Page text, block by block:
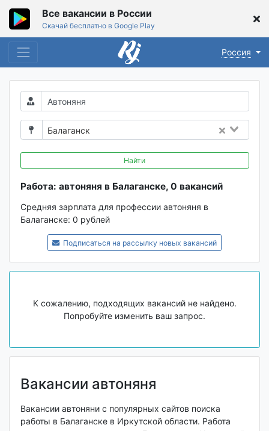
Все вакансии в России
Скачай бесплатно в Google Play
Россия
Балаганск
Найти
Работа: автоняня в Балаганске, 0 вакансий
Средняя зарплата для профессии автоняня в
Балаганске: 0 рублей
Подписаться на рассылку новых вакансий
К сожалению, подходящих вакансий не найдено.
Попробуйте изменить ваш запрос.
Вакансии автоняня
Вакансии автоняни с популярных сайтов поиска
работы в Балаганске в Иркутской области. Работа